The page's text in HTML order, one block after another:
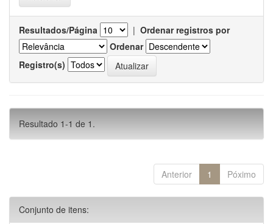
Resultados/Página | Ordenar registros por
Ordenar
Registro(s)
Resultado 1-1 de 1.
Anterior 1 Póximo
Conjunto de itens: